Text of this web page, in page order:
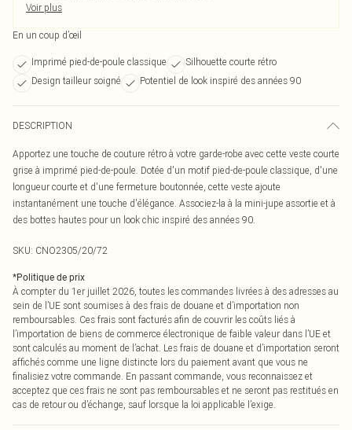
Voir plus
En un coup d’œil
Imprimé pied-de-poule classique
Silhouette courte rétro
Design tailleur soigné
Potentiel de look inspiré des années 90
DESCRIPTION
Apportez une touche de couture rétro à votre garde-robe avec cette veste courte
grise à imprimé pied-de-poule. Dotée d'un motif pied-de-poule classique, d'une
longueur courte et d'une fermeture boutonnée, cette veste ajoute
instantanément une touche d'élégance. Associez-la à la mini-jupe assortie et à
des bottes hautes pour un look chic inspiré des années 90.
SKU: CNO2305/20/72
*Politique de prix
À compter du 1er juillet 2026, toutes les commandes livrées à des adresses au
sein de l’UE sont soumises à des frais de douane et d’importation non
remboursables. Ces frais sont facturés afin de couvrir les coûts liés à
l’importation de biens de commerce électronique de faible valeur dans l’UE et
sont calculés au moment de l’achat. Les frais de douane et d’importation seront
affichés comme une ligne distincte lors du paiement avant que vous ne
finalisiez votre commande. En passant commande, vous reconnaissez et
acceptez que ces frais ne sont pas remboursables et ne seront pas restitués en
cas de retour ou d’échange, sauf lorsque la loi applicable l’exige.